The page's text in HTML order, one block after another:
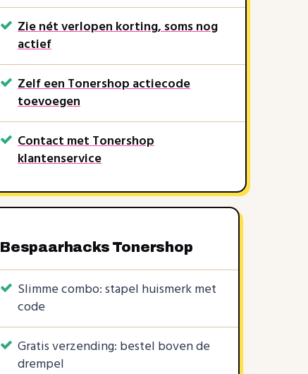
Zie nét verlopen korting, soms nog
actief
Zelf een Tonershop actiecode
toevoegen
Contact met Tonershop
klantenservice
Bespaarhacks Tonershop
Slimme combo: stapel huismerk met
code
Gratis verzending: bestel boven de
drempel